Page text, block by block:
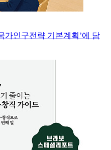
가인구전략 기본계획’에 담